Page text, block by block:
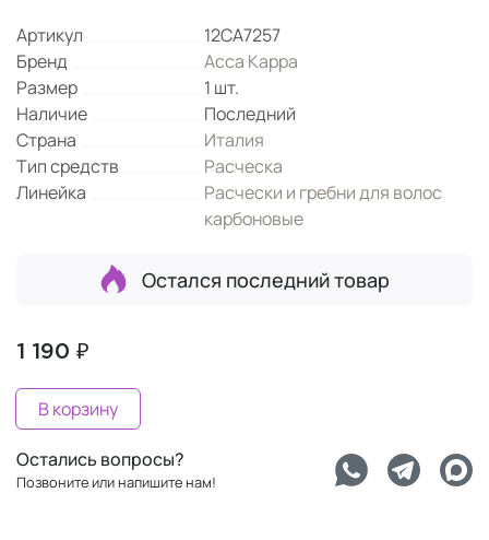
Артикул
12CA7257
Бренд
Acca Kappa
Размер
1 шт.
Наличие
Последний
Страна
Италия
Тип средств
Расческа
Линейка
Расчески и гребни для волос
карбоновые
Остался последний товар
1 190 ₽
В корзину
Остались вопросы?
Позвоните или напишите нам!